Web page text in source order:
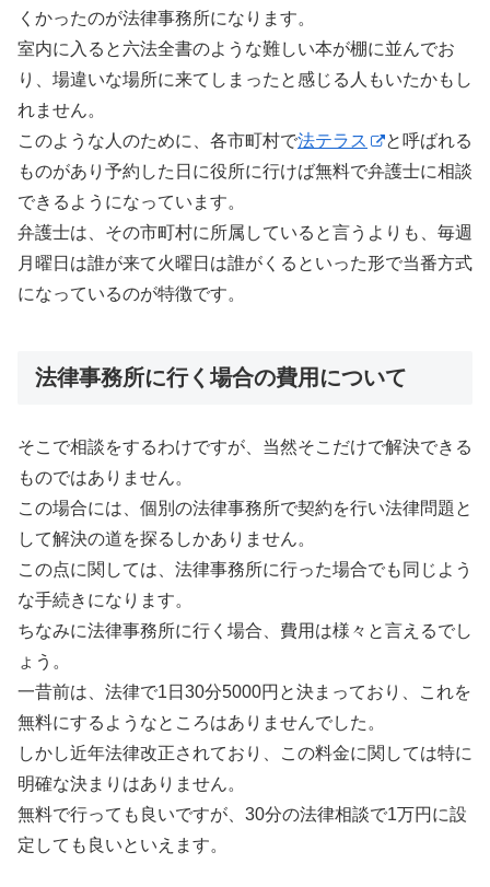
くかったのが法律事務所になります。
室内に入ると六法全書のような難しい本が棚に並んでお
り、場違いな場所に来てしまったと感じる人もいたかもし
れません。
このような人のために、各市町村で法テラス
と呼ばれる
ものがあり予約した日に役所に行けば無料で弁護士に相談
できるようになっています。
弁護士は、その市町村に所属していると言うよりも、毎週
月曜日は誰が来て火曜日は誰がくるといった形で当番方式
になっているのが特徴です。
法律事務所に行く場合の費用について
そこで相談をするわけですが、当然そこだけで解決できる
ものではありません。
この場合には、個別の法律事務所で契約を行い法律問題と
して解決の道を探るしかありません。
この点に関しては、法律事務所に行った場合でも同じよう
な手続きになります。
ちなみに法律事務所に行く場合、費用は様々と言えるでし
ょう。
一昔前は、法律で1日30分5000円と決まっており、これを
無料にするようなところはありませんでした。
しかし近年法律改正されており、この料金に関しては特に
明確な決まりはありません。
無料で行っても良いですが、30分の法律相談で1万円に設
定しても良いといえます。